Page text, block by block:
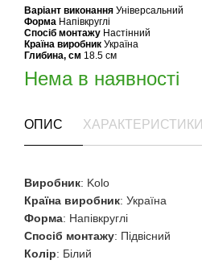
Варіант виконання Універсальний
Форма Напівкруглі
Спосіб монтажу Настінний
Країна виробник Україна
Глибина, см 18.5 см
Нема в наявності
ОПИС ХАРАКТЕРИСТИКИ
Виробник: Kolo
Країна виробник: Україна
Форма: Напівкруглі
Спосіб монтажу: Підвісний
Колір: Білий